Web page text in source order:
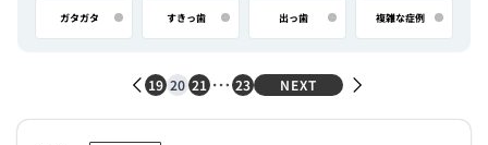
ガタガタ すきっ歯 出っ歯 複雑な症例
19 20 21 23 NEXT